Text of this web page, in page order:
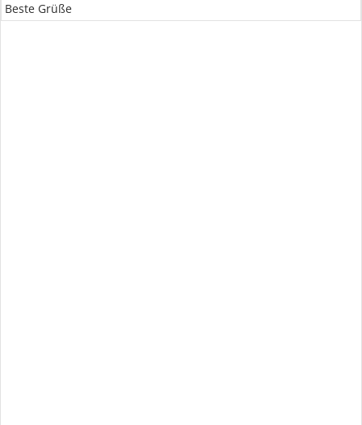
Beste Grüße